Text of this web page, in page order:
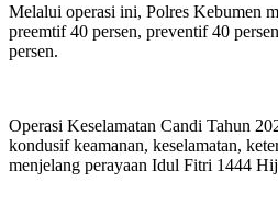
Melalui operasi ini, Polres Kebumen
preemtif 40 persen, preventif 40
persen.
Operasi Keselamatan Candi Tahun
kondusif keamanan, keselamatan,
menjelang perayaan Idul Fitri 1444